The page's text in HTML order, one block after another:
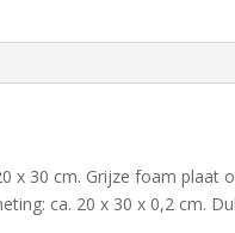
x 30 cm. Grijze foam plaat
ca. 20 x 30 x 0,2 cm.